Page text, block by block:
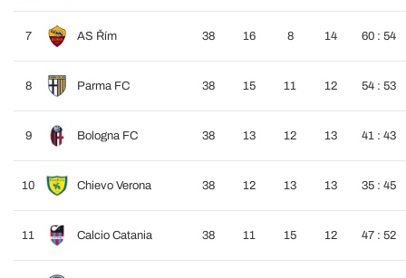
7 AS Řím 38 16 8 14 60 : 54
8 Parma FC 38 15 11 12 54 : 53
9 Bologna FC 38 13 12 13 41 : 43
10 Chievo Verona 38 12 13 13 35 : 45
11 Calcio Catania 38 11 15 12 47 : 52